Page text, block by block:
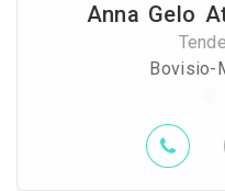
Anna Gelo
Bovisio-